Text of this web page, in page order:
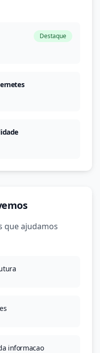
Destaque
que ajudamos
informacao